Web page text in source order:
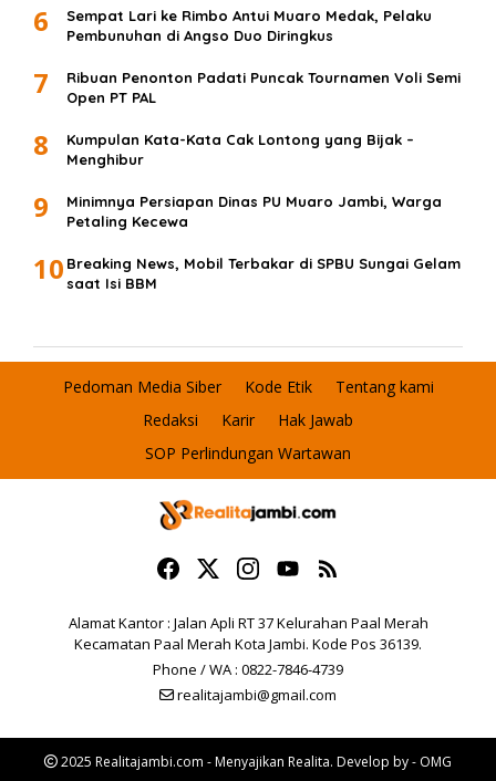
6
Sempat Lari ke Rimbo Antui Muaro Medak, Pelaku
Pembunuhan di Angso Duo Diringkus
7
Ribuan Penonton Padati Puncak Tournamen Voli Semi
Open PT PAL
8
Kumpulan Kata-Kata Cak Lontong yang Bijak –
Menghibur
9
Minimnya Persiapan Dinas PU Muaro Jambi, Warga
Petaling Kecewa
10 Breaking News, Mobil Terbakar di SPBU Sungai Gelam
saat Isi BBM
Pedoman Media Siber Kode Etik
Tentang kami
Redaksi
Karir
Hak Jawab
SOP Perlindungan Wartawan
Alamat Kantor : Jalan Apli RT 37 Kelurahan Paal Merah
Kecamatan Paal Merah Kota Jambi. Kode Pos 36139.
Phone / WA : 0822-7846-4739
realitajambi@gmail.com
2025 Realitajambi.com - Menyajikan Realita. Develop by - OMG